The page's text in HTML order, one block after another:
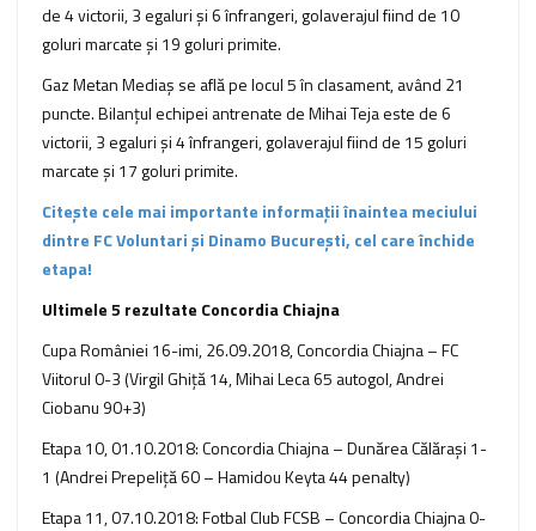
de 4 victorii, 3 egaluri şi 6 înfrangeri, golaverajul fiind de 10
goluri marcate şi 19 goluri primite.
Gaz Metan Mediaş se află pe locul 5 în clasament, având 21
puncte. Bilanţul echipei antrenate de Mihai Teja este de 6
victorii, 3 egaluri şi 4 înfrangeri, golaverajul fiind de 15 goluri
marcate şi 17 goluri primite.
Citește cele mai importante informații înaintea meciului
dintre FC Voluntari și Dinamo București, cel care închide
etapa!
Ultimele 5 rezultate Concordia Chiajna
Cupa României 16-imi, 26.09.2018, Concordia Chiajna – FC
Viitorul 0-3 (Virgil Ghiţă 14, Mihai Leca 65 autogol, Andrei
Ciobanu 90+3)
Etapa 10, 01.10.2018: Concordia Chiajna – Dunărea Călărași 1-
1 (Andrei Prepeliță 60 – Hamidou Keyta 44 penalty)
Etapa 11, 07.10.2018: Fotbal Club FCSB – Concordia Chiajna 0-